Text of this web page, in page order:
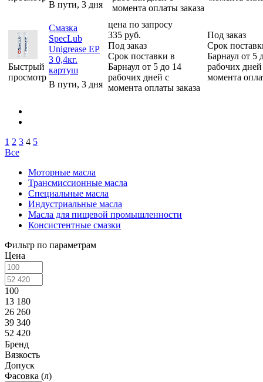
В пути, 3 дня
момента оплаты заказа
Быстрый
просмотр
Смазка
SpecLub
Unigrease EP
3 0,4кг.
картуш
В пути, 3 дня
цена по запросу
335 руб.
Под заказ
Срок поставки в
Барнаул от 5 до 14
рабочих дней с
момента оплаты заказа
Под заказ
Срок
Барнаул от 5
рабочих дней
момента
1 2 3 4 5
Все
Моторные масла
Трансмиссионные масла
Специальные масла
Индустриальные масла
Масла для пищевой промышленности
Консистентные смазки
Фильтр по параметрам
Цена
100
13 180
26 260
39 340
52 420
Бренд
Вязкость
Допуск
Фасовка (л)